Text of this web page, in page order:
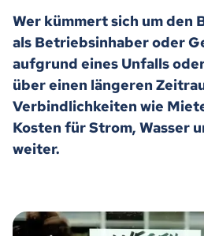
Wer kümmert sich um den
als Betriebsinhaber oder
aufgrund eines Unfalls
über einen längeren
Verbindlichkeiten wie
Kosten für Strom, Wasser
weiter.